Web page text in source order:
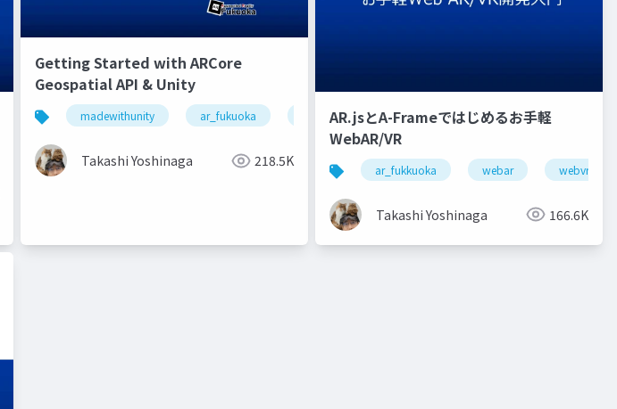
zapworks
Getting Started with ARCore
Geospatial API & Unity
madewithunity ar_fukuoka arcore geospatialapi
Takashi Yoshinaga 218.5K
AR.jsとA-Frameではじめるお手軽
WebAR/VR
ar_fukkuoka webar webvr
Takashi Yoshinaga 166.6K